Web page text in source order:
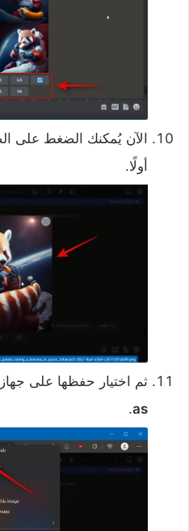
الآن يُمكنك الضغط على
أولًا.
ثم اختيار حفظها على
as
.